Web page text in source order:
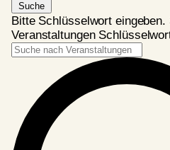
Suche
Bitte Schlüsselwort eingeben.
Veranstaltungen